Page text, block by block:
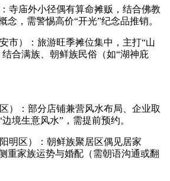
寺庙外小径偶有算命摊贩，结合佛教
念，需警惕高价“开光”纪念品推销。
市）：旅游旺季摊位集中，主打“山
结合满族、朝鲜族民俗（如“湖神庇
）：部分店铺兼营风水布局、企业取
境生意风水”，需提前预约。
明区）：朝鲜族聚居区偶见居家
重家族运势与婚配（需朝语沟通或翻